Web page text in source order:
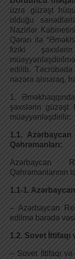
üzrə güzəşt
olduğu
Nazirlər
Qərarı ilə
fiziki
edilib.
nəzərə alınaraq,
1.
şəxslərin güzəşt
müəyyənləşdirilir:
1.1. Azərbaycan
Qəhrəmanları:
Azərbaycan
Qəhrəmanlarının
1.1-1.
– Azərbaycan
edilmə barədə
1.2. Sovet
– Sovet İttifaqı